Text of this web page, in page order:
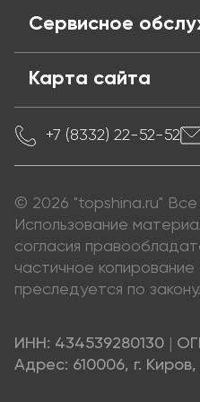
Сервисное
Карта сайта
+7 (8332) 22-52-52
© 2026 "topshina.ru"
Использование
согласия
частичное
преследуется по закону.
ИНН: 434539280130
Адрес: 610006, г.